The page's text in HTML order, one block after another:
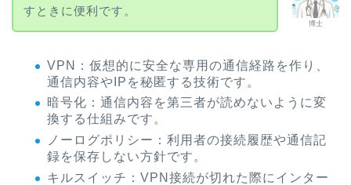
博士
すときに便利です。
VPN：仮想的に安全な専用の通信経路を作り、
通信内容やIPを秘匿する技術です。
暗号化：通信内容を第三者が読めないように変
換する仕組みです。
ノーログポリシー：利用者の接続履歴や通信記
録を保存しない方針です。
キルスイッチ：VPN接続が切れた際にインター